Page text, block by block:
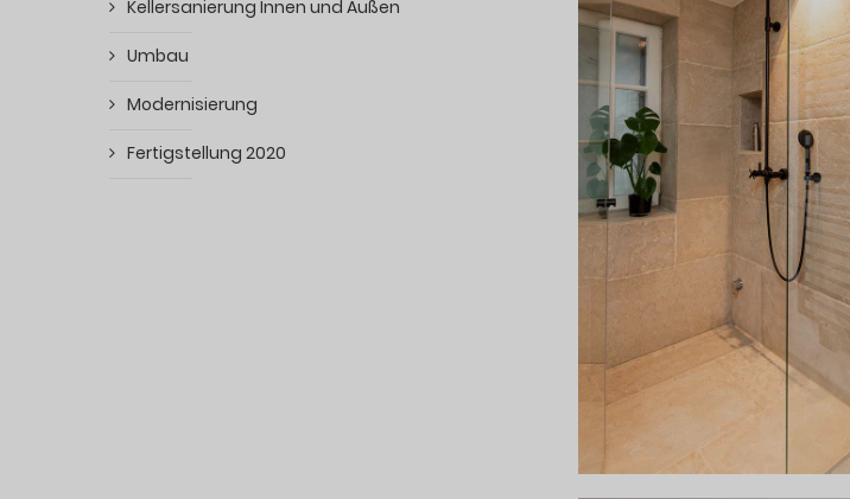
Kellersanierung Innen und Außen
Umbau
Modernisierung
Fertigstellung 2020